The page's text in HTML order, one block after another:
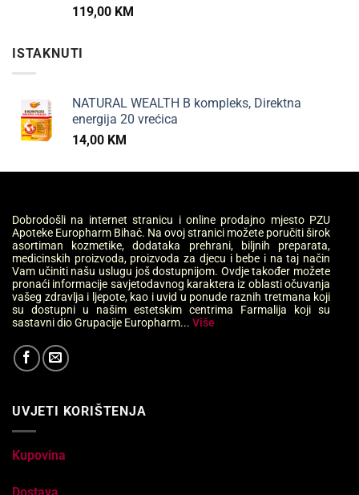
119,00 KM
ISTAKNUTI
NATURAL WEALTH B kompleks, Direktna
energija 20 vrećica
14,00 KM
Dobrodošli na internet stranicu i online prodajno mjesto PZU
Apoteke Europharm Bihać. Na ovoj stranici možete poručiti širok
asortiman kozmetike, dodataka prehrani, biljnih preparata,
medicinskih proizvoda, proizvoda za djecu i bebe i na taj način
Vam učiniti našu uslugu još dostupnijom. Ovdje također možete
pronaći informacije savjetodavnog karaktera iz oblasti očuvanja
vašeg zdravlja i ljepote, kao i uvid u ponude raznih tretmana koji
su dostupni u našim estetskim centrima Farmalija koji su
sastavni dio Grupacije Europharm... Više
UVJETI KORIŠTENJA
Kupovina